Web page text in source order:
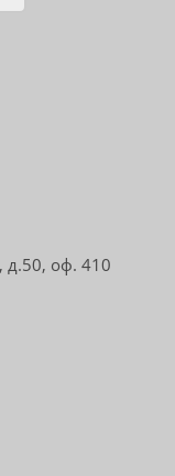
д.50, оф. 410